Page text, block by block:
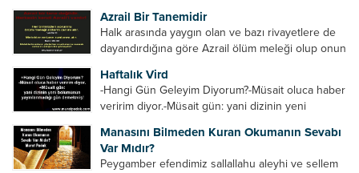
makam gücü, nesep gücü, maddi güç, fiziki güç)
diğer insanları ezebiliyor. Normal şartlarda elinde
bu güçler...
Azrail Bir Tanemidir
Halk arasında yaygın olan ve bazı rivayetlere de
dayandırdığına göre Azrail ölüm meleği olup onun
Azrail tek başına aynı anda binlerce insanın
canını...
Haftalık Vird
-Hangi Gün Geleyim Diyorum?-Müsait oluca haber
veririm diyor.-Müsait gün: yani dizinin yeni
efendinin Haftalık Virdi HAFTALIK VİRD Pazartesi
Günü Hangi VİRD var?20:00 Star TV –...
Manasını Bilmeden Kuran Okumanın Sevabı
Var Mıdır?
Peygamber efendimiz sallallahu aleyhi ve sellem